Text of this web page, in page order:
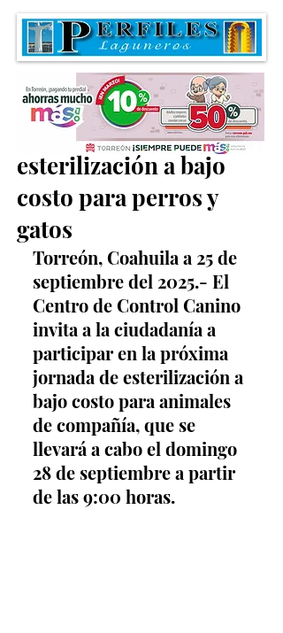
Invitan a jornada de
esterilización a bajo
costo para perros y
gatos
Torreón, Coahuila a 25 de
septiembre del 2025.- El
Centro de Control Canino
invita a la ciudadanía a
participar en la próxima
jornada de esterilización a
bajo costo para animales
de compañía, que se
llevará a cabo el domingo
28 de septiembre a partir
de las 9:00 horas.